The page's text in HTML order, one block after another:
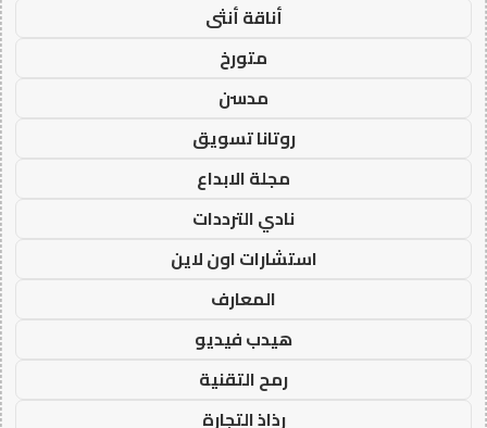
أناقة أنثى
متورخ
مدسن
روتانا تسويق
مجلة الابداع
نادي الترددات
استشارات اون لاين
المعارف
هيدب فيديو
رمح التقنية
رذاذ التجارة